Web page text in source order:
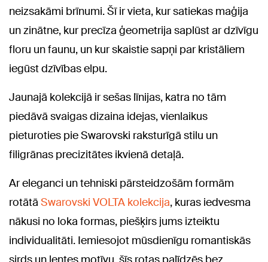
neizsakāmi brīnumi. Šī ir vieta, kur satiekas maģija
un zinātne, kur precīza ģeometrija saplūst ar dzīvīgu
floru un faunu, un kur skaistie sapņi par kristāliem
iegūst dzīvības elpu.
Jaunajā kolekcijā ir sešas līnijas, katra no tām
piedāvā svaigas dizaina idejas, vienlaikus
pieturoties pie Swarovski raksturīgā stilu un
filigrānas precizitātes ikvienā detaļā.
Ar eleganci un tehniski pārsteidzošām formām
rotātā Swarovski VOLTA kolekcija, kuras iedvesma
nākusi no loka formas, piešķirs jums izteiktu
individualitāti. Iemiesojot mūsdienīgu romantiskās